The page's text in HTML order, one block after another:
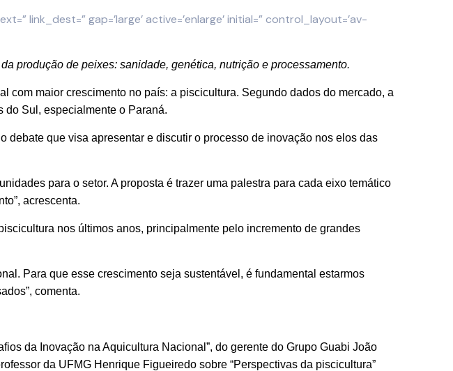
link_dest=” gap=’large’ active=’enlarge’ initial=” control_layout=’av-
produção de peixes: sanidade, genética, nutrição e processamento.
com maior crescimento no país: a piscicultura. Segundo dados do mercado, a
do Sul, especialmente o Paraná.
que visa apresentar e discutir o processo de inovação nos elos das
para o setor. A proposta é trazer uma palestra para cada eixo temático
acrescenta.
nos últimos anos, principalmente pelo incremento de grandes
Para que esse crescimento seja sustentável, é fundamental estarmos
comenta.
da Inovação na Aquicultura Nacional”, do gerente do Grupo Guabi João
da UFMG Henrique Figueiredo sobre “Perspectivas da piscicultura”